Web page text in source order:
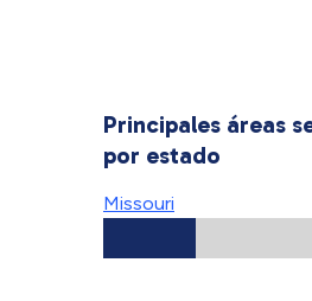
Principales áreas
por estado
Missouri